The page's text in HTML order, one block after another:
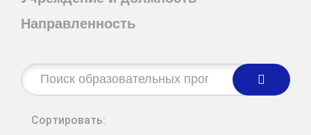
Направленность
Строка
поиска:
Сортировать: